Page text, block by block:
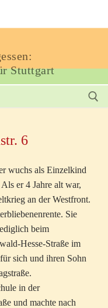
Stuttgart
6
wuchs als Einzelkind
er 4 Jahre alt war,
an der Westfront.
Sie
beim
Hesse-Straße im
sich und ihren Sohn
in der
und machte nach